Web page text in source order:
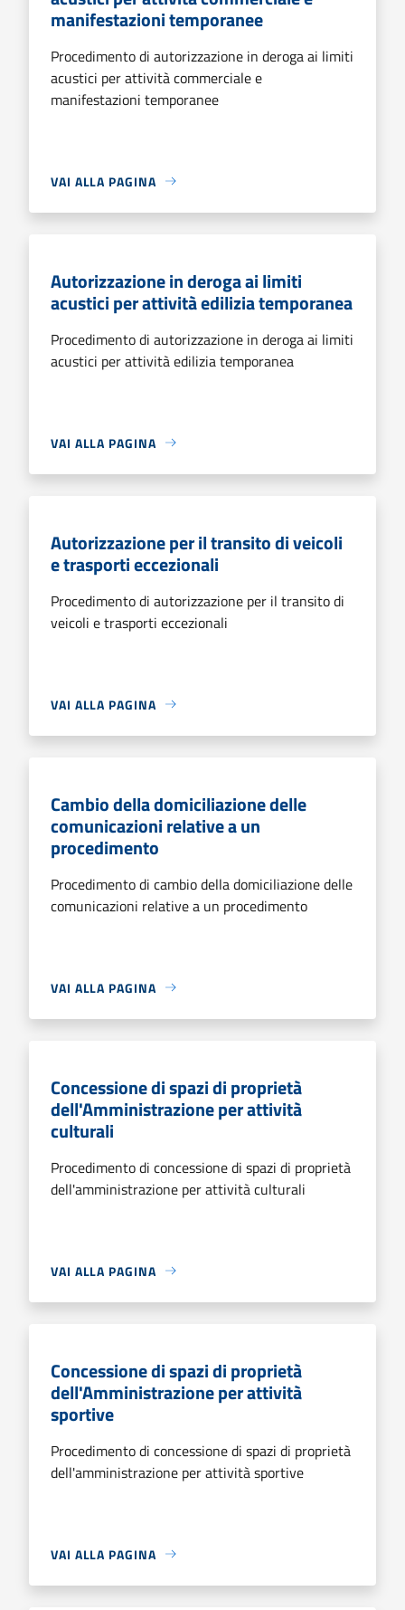
manifestazioni temporanee
Procedimento di autorizzazione in deroga ai limiti
acustici per attività commerciale e
manifestazioni temporanee
VAI ALLA PAGINA
Autorizzazione in deroga ai limiti
acustici per attività edilizia temporanea
Procedimento di autorizzazione in deroga ai limiti
acustici per attività edilizia temporanea
VAI ALLA PAGINA
Autorizzazione per il transito di veicoli
e trasporti eccezionali
Procedimento di autorizzazione per il transito di
veicoli e trasporti eccezionali
VAI ALLA PAGINA
Cambio della domiciliazione delle
comunicazioni relative a un
procedimento
Procedimento di cambio della domiciliazione delle
comunicazioni relative a un procedimento
VAI ALLA PAGINA
Concessione di spazi di proprietà
dell'Amministrazione per attività
culturali
Procedimento di concessione di spazi di proprietà
dell'amministrazione per attività culturali
VAI ALLA PAGINA
Concessione di spazi di proprietà
dell'Amministrazione per attività
sportive
Procedimento di concessione di spazi di proprietà
dell'amministrazione per attività sportive
VAI ALLA PAGINA